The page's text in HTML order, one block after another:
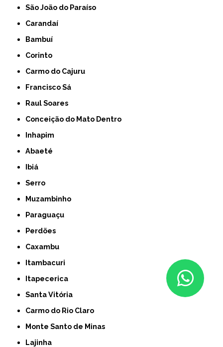
São João do Paraíso
Carandaí
Bambuí
Corinto
Carmo do Cajuru
Francisco Sá
Raul Soares
Conceição do Mato Dentro
Inhapim
Abaeté
Ibiá
Serro
Muzambinho
Paraguaçu
Perdões
Caxambu
Itambacuri
Itapecerica
Santa Vitória
Carmo do Rio Claro
Monte Santo de Minas
Lajinha